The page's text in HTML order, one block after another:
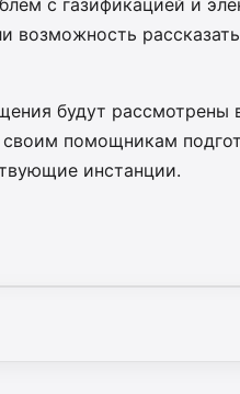
с газификацией и
возможность
будут
помощникам
инстанции.